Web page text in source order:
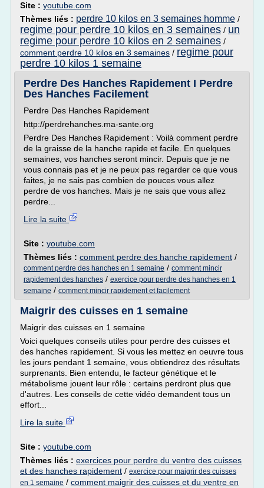
Site : youtube.com
Thèmes liés : perdre 10 kilos en 3 semaines homme /
regime pour perdre 10 kilos en 3 semaines / un
regime pour perdre 10 kilos en 2 semaines /
comment perdre 10 kilos en 3 semaines / regime pour
perdre 10 kilos 1 semaine
Perdre Des Hanches Rapidement I Perdre
Des Hanches Facilement
Perdre Des Hanches Rapidement
http://perdrehanches.ma-sante.org
Perdre Des Hanches Rapidement : Voilà comment perdre
de la graisse de la hanche rapide et facile. En quelques
semaines, vos hanches seront mincir. Depuis que je ne
vous connais pas et je ne peux pas regarder ce que vous
faites, je ne sais pas combien de pouces vous allez
perdre de vos hanches. Mais je ne sais que vous allez
perdre...
Lire la suite
Site : youtube.com
Thèmes liés : comment perdre des hanche rapidement /
comment perdre des hanches en 1 semaine / comment mincir
rapidement des hanches / exercice pour perdre des hanches en 1
semaine / comment mincir rapidement et facilement
Maigrir des cuisses en 1 semaine
Maigrir des cuisses en 1 semaine
Voici quelques conseils utiles pour perdre des cuisses et
des hanches rapidement. Si vous les mettez en oeuvre tous
les jours pendant 1 semaine, vous obtiendrez des résultats
surprenants. Bien entendu, le facteur génétique et le
métabolisme jouent leur rôle : certains perdront plus que
d'autres. Les conseils de cette vidéo demandent tous un
effort...
Lire la suite
Site : youtube.com
Thèmes liés : exercices pour perdre du ventre des cuisses
et des hanches rapidement / exercice pour maigrir des cuisses
en 1 semaine / comment maigrir des cuisses et du ventre en